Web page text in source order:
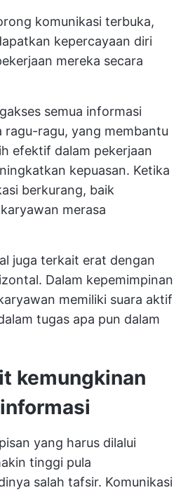
komunikasi terbuka,
kepercayaan diri
mereka secara
semua informasi
ragu-ragu, yang membantu
efektif dalam pekerjaan
kepuasan. Ketika
berkurang, baik
merasa
juga terkait erat dengan
Dalam kepemimpinan
memiliki suara aktif
tugas apa pun dalam
kemungkinan
yang harus dilalui
tinggi pula
salah tafsir. Komunikasi